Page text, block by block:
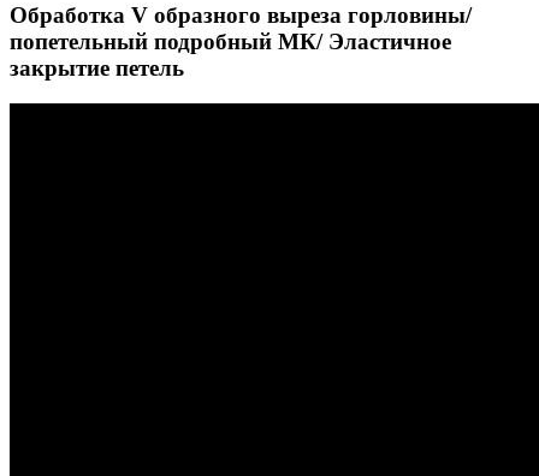
Обработка V образного выреза горловины/
попетельный подробный МК/ Эластичное
закрытие петель